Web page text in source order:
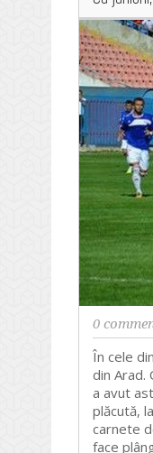
0
În cele
din Arad.
a avut
plăcută,
carnete
face